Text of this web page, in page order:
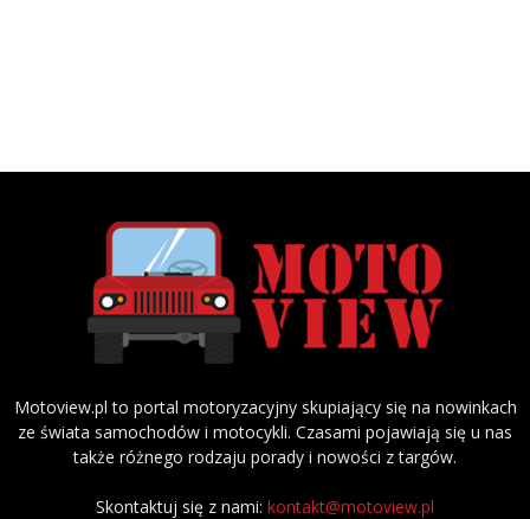
Motoview.pl to portal motoryzacyjny skupiający się na nowinkach
ze świata samochodów i motocykli. Czasami pojawiają się u nas
także różnego rodzaju porady i nowości z targów.
Skontaktuj się z nami: kontakt@motoview.pl